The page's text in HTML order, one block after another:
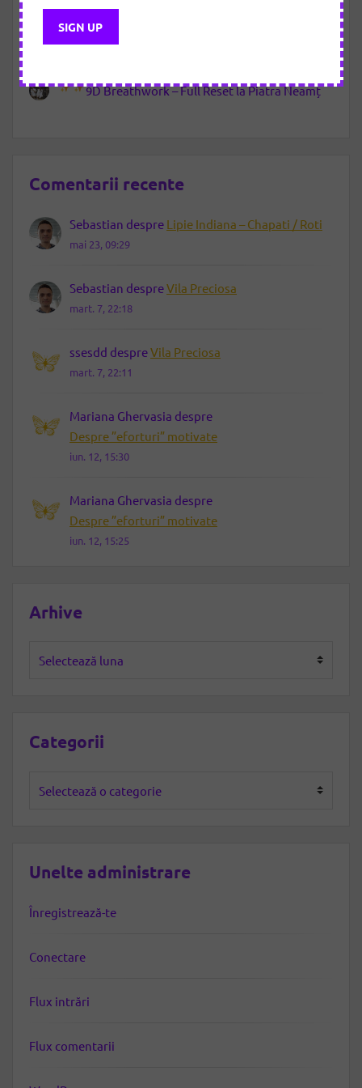
Atelierul culinar de sezon-Gusturi vegane de
toamnă
Letting Go – noua călătorie de eliberare prin 9D
9D Breathwork – Full Reset la Piatra Neamț
Comentarii recente
Sebastian despre Lipie Indiana – Chapati / Roti
mai 23, 09:29
Sebastian despreVila Preciosa
mart. 7, 22:18
ssesdd despreVila Preciosa
mart. 7, 22:11
Mariana Ghervasia despre
Despre ”eforturi” motivate
iun. 12, 15:30
Mariana Ghervasia despre
Despre ”eforturi” motivate
iun. 12, 15:25
Arhive
Categorii
Unelte administrare
Înregistrează-te
Conectare
Flux intrări
Flux comentarii